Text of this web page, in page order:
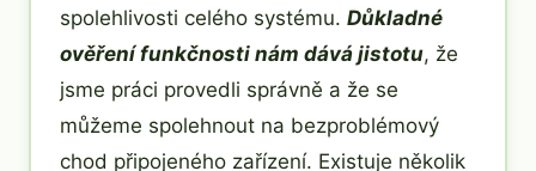
spolehlivosti celého systému. Důkladné
ověření funkčnosti nám dává jistotu, že
jsme práci provedli správně a že se
můžeme spolehnout na bezproblémový
chod připojeného zařízení. Existuje několik